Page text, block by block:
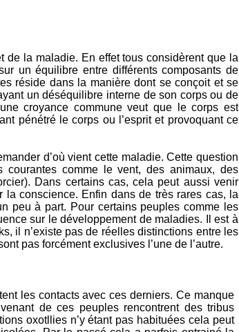
de la maladie. En effet tous considèrent que la
un équilibre entre différents composants de
réside dans la manière dont se conçoit et se
un déséquilibre interne de son corps ou de
croyance commune veut que le corps est
pénétré le corps ou l’esprit et provoquant ce
d’où vient cette maladie. Cette question
courantes comme le vent, des animaux, des
Dans certains cas, cela peut aussi venir
la conscience. Enfin dans de très rares cas, la
peu à part. Pour certains peuples comme les
sur le développement de maladies. Il est à
il n’existe pas de réelles distinctions entre les
pas forcément exclusives l’une de l’autre.
les contacts avec ces derniers. Ce manque
de ces peuples rencontrent des tribus
oxotllies n’y étant pas habituées cela peut